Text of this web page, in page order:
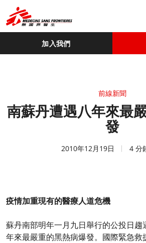
加入我們
前線新聞
南蘇丹遭遇八年來最
發
2010年12月19日 4 分
疫情加重現有的醫療人道危機
蘇丹南部明年一月九日舉行的公投日趨
年來最嚴重的黑熱病爆發。國際緊急救